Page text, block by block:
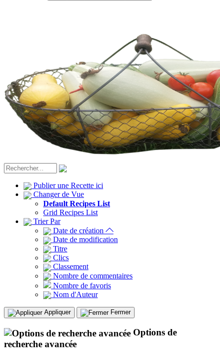
Publier une Recette ici
Changer de Vue
Default Recipes List
Grid Recipes List
Trier Par
Date de création
Date de modification
Titre
Clics
Classement
Nombre de commentaires
Nombre de favoris
Nom d'Auteur
Appliquer Fermer
Options de
recherche avancée